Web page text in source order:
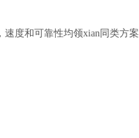
度和可靠性均领xian同类方案